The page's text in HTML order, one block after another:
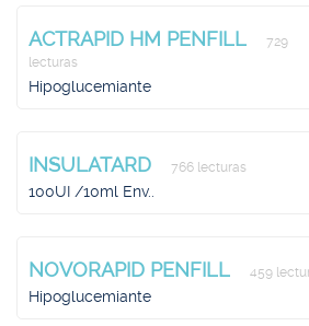
ACTRAPID HM PENFILL
729
lecturas
Hipoglucemiante
INSULATARD 766 lecturas
100UI /10ml Env..
NOVORAPID PENFILL 459
Hipoglucemiante